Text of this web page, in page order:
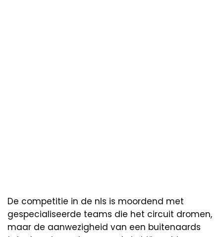
De competitie in de nls is moordend met
gespecialiseerde teams die het circuit dromen,
maar de aanwezigheid van een buitenaards